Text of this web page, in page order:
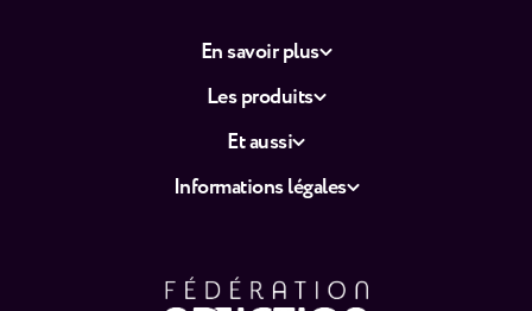
En savoir plus
Les produits
Et aussi
Informations légales